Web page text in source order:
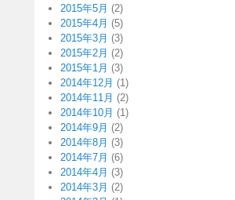
2015年5月 (2)
2015年4月 (5)
2015年3月 (3)
2015年2月 (2)
2015年1月 (3)
2014年12月 (1)
2014年11月 (2)
2014年10月 (1)
2014年9月 (2)
2014年8月 (3)
2014年7月 (6)
2014年4月 (3)
2014年3月 (2)